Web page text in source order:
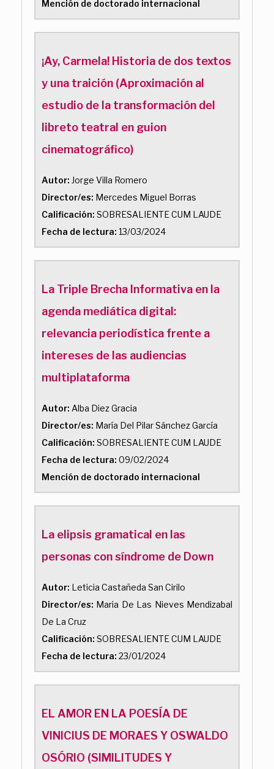
Mención de doctorado internacional
¡Ay, Carmela! Historia de dos textos
y una traición (Aproximación al
estudio de la transformación del
libreto teatral en guion
cinematográfico)
Autor: Jorge Villa Romero
Director/es: Mercedes Miguel Borras
Calificación: SOBRESALIENTE CUM LAUDE
Fecha de lectura: 13/03/2024
La Triple Brecha Informativa en la
agenda mediática digital:
relevancia periodística frente a
intereses de las audiencias
multiplataforma
Autor: Alba Diez Gracia
Director/es: María Del Pilar Sánchez García
Calificación: SOBRESALIENTE CUM LAUDE
Fecha de lectura: 09/02/2024
Mención de doctorado internacional
La elipsis gramatical en las
personas con síndrome de Down
Autor: Leticia Castañeda San Cirilo
Director/es: Maria De Las Nieves Mendizabal
De La Cruz
Calificación: SOBRESALIENTE CUM LAUDE
Fecha de lectura: 23/01/2024
EL AMOR EN LA POESÍA DE
VINICIUS DE MORAES Y OSWALDO
OSÓRIO (SIMILITUDES Y